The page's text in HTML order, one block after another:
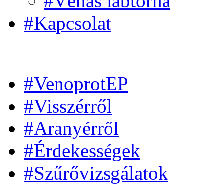
#Kapcsolat
#VenoprotEP
#Visszérről
#Aranyérről
#Érdekességek
#Szűrővizsgálatok